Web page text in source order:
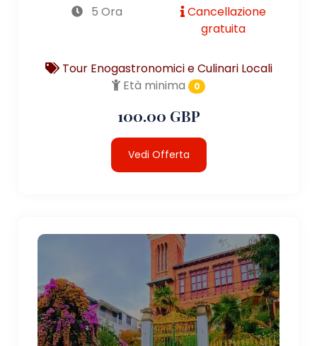
5 Ora
Cancellazione
gratuita
Tour Enogastronomici e Culinari Locali
Età minima
0
100.00 GBP
Vedi Offerta